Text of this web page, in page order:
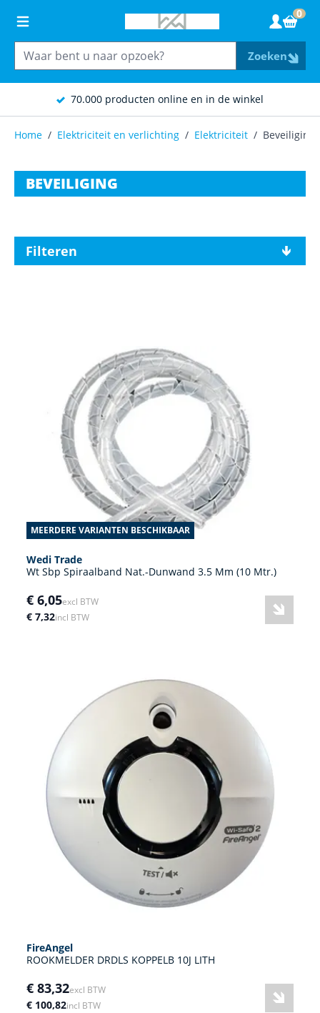
70.000 producten online en in de winkel
Zoeken
0
Home / Elektriciteit en verlichting / Elektriciteit / Beveiliging
BEVEILIGING
Filteren
MEERDERE VARIANTEN BESCHIKBAAR
Wedi Trade
Wt Sbp Spiraalband Nat.-Dunwand 3.5 Mm (10 Mtr.)
€ 6,05excl BTW
€ 7,32incl BTW
FireAngel
ROOKMELDER DRDLS KOPPELB 10J LITH
€ 83,32excl BTW
€ 100,82incl BTW